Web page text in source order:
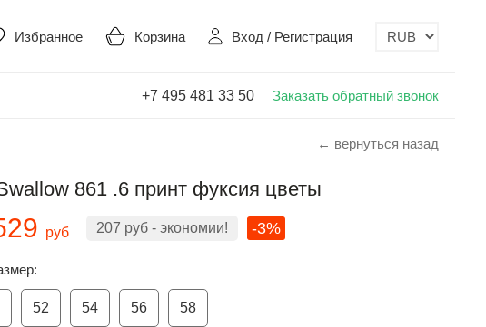
Избранное Корзина Вход / Регистрация
+7 495 481 33 50 Заказать обратный звонок
← вернуться назад
861 .6 принт фуксия цветы
руб 207 руб - экономии! -3%
52 54 56 58